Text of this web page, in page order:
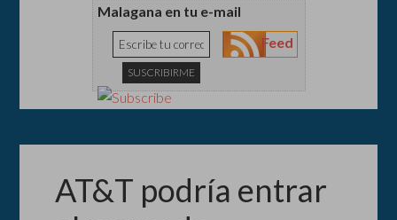
Malagana en tu e-mail
Feed
AT&T podría entrar